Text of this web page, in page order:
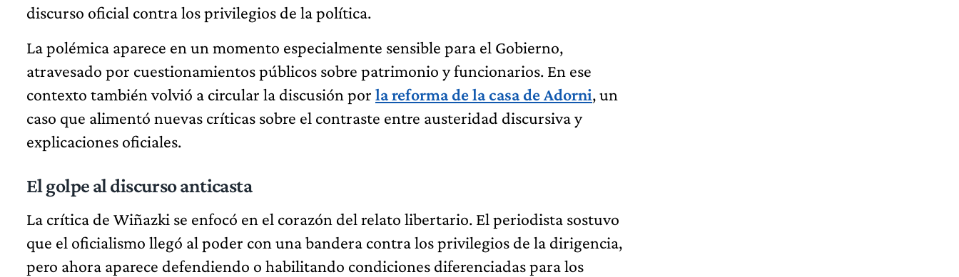
discurso oficial contra los privilegios de la política.
La polémica aparece en un momento especialmente sensible para el Gobierno,
atravesado por cuestionamientos públicos sobre patrimonio y funcionarios. En ese
contexto también volvió a circular la discusión por la reforma de la casa de Adorni, un
caso que alimentó nuevas críticas sobre el contraste entre austeridad discursiva y
explicaciones oficiales.
El golpe al discurso anticasta
La crítica de Wiñazki se enfocó en el corazón del relato libertario. El periodista sostuvo
que el oficialismo llegó al poder con una bandera contra los privilegios de la dirigencia,
pero ahora aparece defendiendo o habilitando condiciones diferenciadas para los